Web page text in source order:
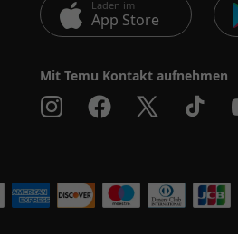
Laden im
App Store
Mit Temu Kontakt aufnehmen